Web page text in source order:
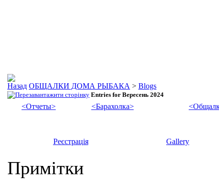
ОБЩАЛКИ ДОМА РЫБАКА > Blogs
Entries for Вересень 2024
<Отчеты> <Барахолка>
Реєстрація Gallery
Примітки